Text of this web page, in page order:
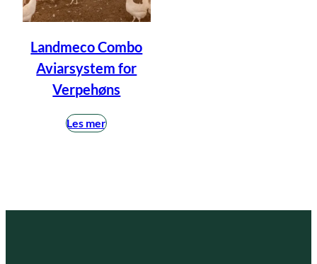
Landmeco Combo
Aviarsystem for
Verpehøns
Les mer